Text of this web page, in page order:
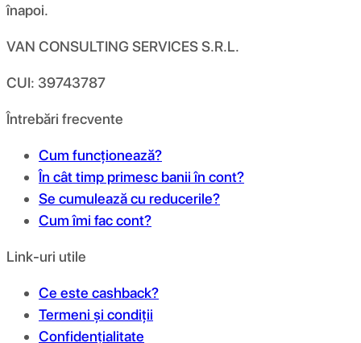
înapoi.
VAN CONSULTING SERVICES S.R.L.
CUI: 39743787
Întrebări frecvente
Cum funcționează?
În cât timp primesc banii în cont?
Se cumulează cu reducerile?
Cum îmi fac cont?
Link-uri utile
Ce este cashback?
Termeni și condiții
Confidențialitate